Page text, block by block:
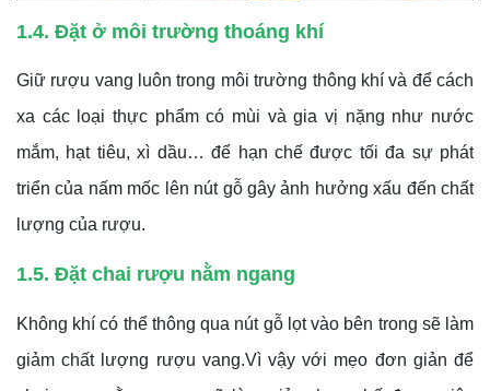
1.4. Đặt ở môi trường thoáng khí
Giữ rượu vang luôn trong môi trường thông khí và để cách
xa các loại thực phẩm có mùi và gia vị nặng như nước
mắm, hạt tiêu, xì dầu… để hạn chế được tối đa sự phát
triển của nấm mốc lên nút gỗ gây ảnh hưởng xấu đến chất
lượng của rượu.
1.5. Đặt chai rượu nằm ngang
Không khí có thể thông qua nút gỗ lọt vào bên trong sẽ làm
giảm chất lượng rượu vang.Vì vậy với mẹo đơn giản để